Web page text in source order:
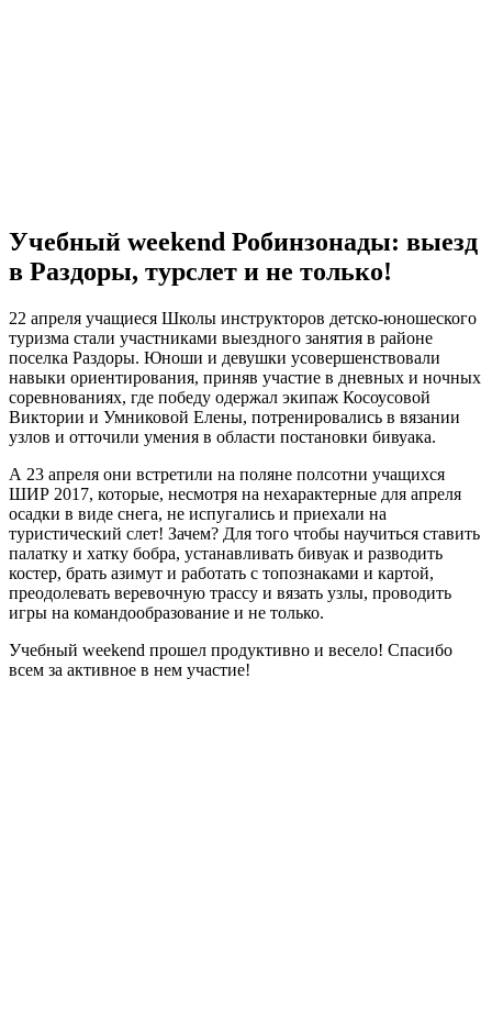
Учебный weekend Робинзонады: выезд
в Раздоры, турслет и не только!
22 апреля учащиеся Школы инструкторов детско-юношеского
туризма стали участниками выездного занятия в районе
поселка Раздоры. Юноши и девушки усовершенствовали
навыки ориентирования, приняв участие в дневных и ночных
соревнованиях, где победу одержал экипаж Косоусовой
Виктории и Умниковой Елены, потренировались в вязании
узлов и отточили умения в области постановки бивуака.
А 23 апреля они встретили на поляне полсотни учащихся
ШИР 2017, которые, несмотря на нехарактерные для апреля
осадки в виде снега, не испугались и приехали на
туристический слет! Зачем? Для того чтобы научиться ставить
палатку и хатку бобра, устанавливать бивуак и разводить
костер, брать азимут и работать с топознаками и картой,
преодолевать веревочную трассу и вязать узлы, проводить
игры на командообразование и не только.
Учебный weekend прошел продуктивно и весело! Спасибо
всем за активное в нем участие!